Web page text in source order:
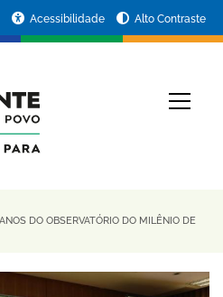
Acessibilidade Alto Contraste
DO OBSERVATÓRIO DO MILÊNIO DE